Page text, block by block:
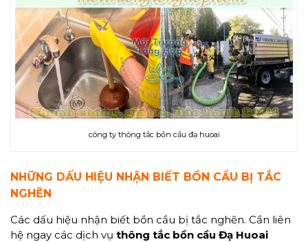
công ty thông tắc bồn cầu đạ huoai
NHỮNG DẤU HIỆU NHẬN BIẾT BỒN CẦU BỊ TẮC
NGHẼN
Các dấu hiệu nhận biết bồn cầu bị tắc nghẽn. Cần liên
hệ ngay các dịch vụ thông tắc bồn cầu Đạ Huoai